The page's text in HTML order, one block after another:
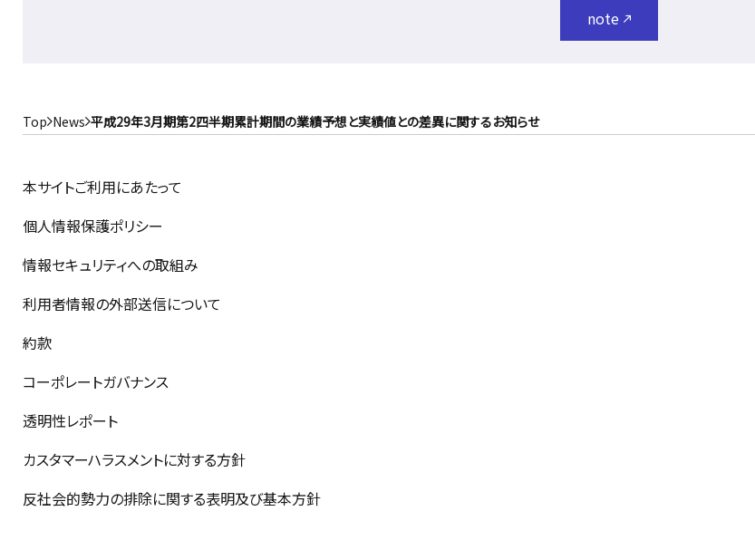
note
Top News 平成29年3月期第2四半期累計期間の業績予想と実績値との差異に関するお知らせ
本サイトご利用にあたって
個人情報保護ポリシー
情報セキュリティへの取組み
利用者情報の外部送信について
約款
コーポレートガバナンス
透明性レポート
カスタマーハラスメントに対する方針
反社会的勢力の排除に関する表明及び基本方針